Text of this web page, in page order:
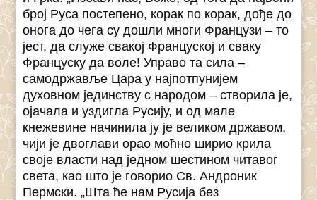
број Руса постепено, корак по корак, дође до
онога до чега су дошли многи Французи – то
јест, да служе свакој Француској и сваку
Француску да воле! Управо та сила –
самодржавље Цара у најпотпунијем
духовном јединству с народом – створила је,
ојачала и уздигла Русију, и од мале
кнежевине начинила ју је великом државом,
чији je двоглави орао моћно шириo крила
своје власти над једном шестином читавог
света, као што је говорио Св. Андроник
Пермски. „Шта ће нам Русија без